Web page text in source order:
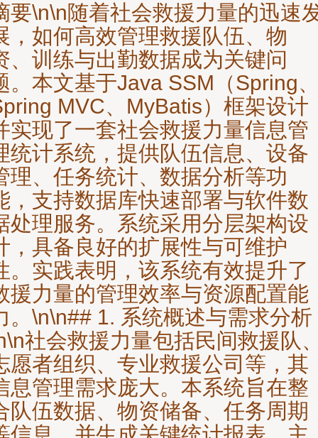
要\n\n随着社会救援力量的迅速
，如何高效管理救援队伍、物
、训练与出勤数据成为关键问
。本文基于Java SSM（Spring
MVC、MyBatis）框架设计
实现了一套社会救援力量信息管
统计系统，提供队伍信息、设备
理、任务统计、数据分析等功
，支持数据库快速部署与软件数
处理服务。系统采用分层架构设
，具备良好的扩展性与可维护
。实践表明，该系统有效提升了
援力量的管理效率与资源配置能
。\n\n## 1. 系统概述与需求分析
社会救援力量包括民间救援队
愿者组织、专业救援公司等，其
息管理需求庞大。本系统旨在整
队伍数据、物资储备、任务周期